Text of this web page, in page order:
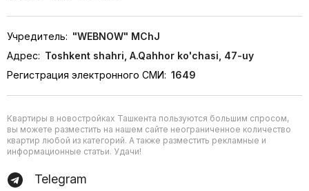
Учредитель: "WEBNOW" MChJ
Адрес: Toshkent shahri, A.Qahhor ko'chasi, 47-uy
Регистрация электронного СМИ: 1649
Квартиры в новостройках Ташкента пользуются большим спросом,
вы можете разместить на нашем сайте неограниченное количество
квартир любой из категорий. А также разместить рекламные и
информационные статьи. Удачи!
Telegram